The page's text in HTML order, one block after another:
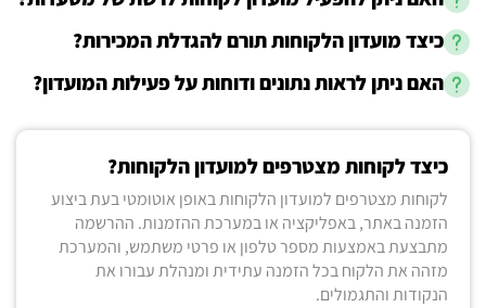
כיצד מועדון הלקוחות תורם להגדלת המכירות?
האם ניתן לראות נתונים ודוחות על פעילות המועדון?
כיצד לקוחות מצטרפים למועדון הלקוחות?
לקוחות מצטרפים למועדון הלקוחות באופן אוטומטי בעת ביצוע
הזמנה באתר, באפליקציה או במערכת ההזמנות. ההרשמה
מתבצעת באמצעות מספר טלפון או פרטי משתמש, והמערכת
מזהה את הלקוח בכל הזמנה עתידית ומנהלת עבורו את
הנקודות והתגמולים.